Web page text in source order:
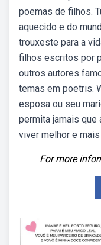
poemas de filhos.
aquecido e do
trouxeste para a
filhos escritos por
outros autores
temas em poetris.
esposa ou seu
permita jamais
viver melhor e
For more